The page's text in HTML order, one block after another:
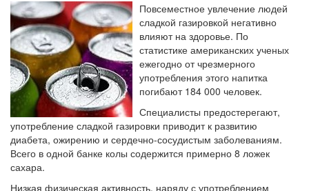
сообщение о падении
доходов медицинских
работников в
ближайшие годы. Она
заявила об этом на
встрече с журналистами ведущих...
Местная анестезия развивает кардиотоксичность
Федеральная служба по
надзору в сфере
здравоохранения озвучила
касаются увеличения риска
Повсеместное увлечение людей
сладкой газировкой негативно
влияют на здоровье. По
статистике американских ученых
ежегодно от чрезмерного
употребления этого напитка
погибают 184 000 человек.
Специалисты предостерегают,
употребление сладкой газировки приводит к развитию
диабета, ожирению и сердечно-сосудистым заболеваниям.
Всего в одной банке колы содержится примерно 8 ложек
сахара.
Низкая физическая активность, наряду с употреблением